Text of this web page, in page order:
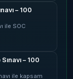
– 100
ile SOC
– 100
ile kapsam